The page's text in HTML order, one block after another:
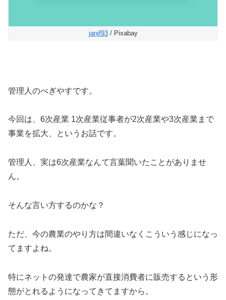
janjf93/ Pixabay
管理人のべぎやすです。
今回は、6次産業 1次産業従事者が2次産業や3次産業まで
事業を拡大、というお話です。
管理人、実は6次産業なんて言葉聞いたことがありませ
ん。
そんな言い方するのかな？
ただ、今の農業のやり方は間違いなくこういう感じになっ
てますよね。
特にネットの発達で農家が直接消費者に販売するという形
態がとれるようになってきてますから。